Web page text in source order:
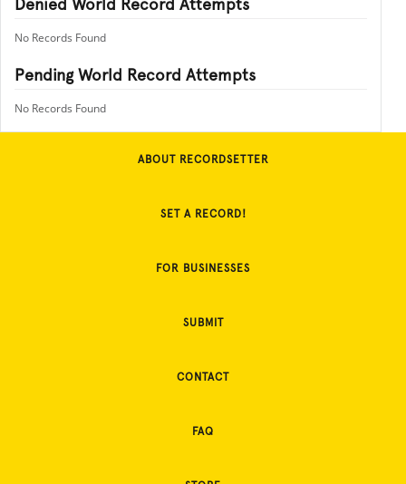
Denied World Record Attempts
No Records Found
Pending World Record Attempts
No Records Found
ABOUT RECORDSETTER
SET A RECORD!
FOR BUSINESSES
SUBMIT
CONTACT
FAQ